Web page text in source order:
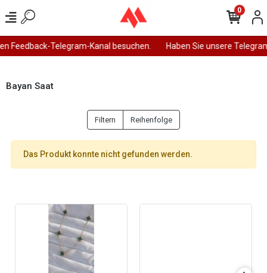
Feedback-Telegram-Kanal besuchen. Haben Sie unsere
0
Bayan Saat
Filtern Reihenfolge
Das Produkt konnte nicht gefunden werden.